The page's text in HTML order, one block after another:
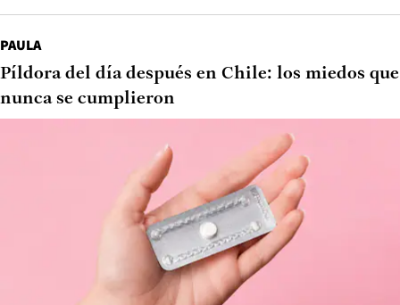
PAULA
Píldora del día después en Chile: los miedos que
nunca se cumplieron